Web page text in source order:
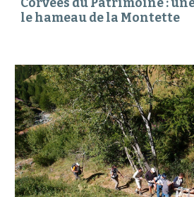
Corvées du Patrimoine :
le hameau de la Montette